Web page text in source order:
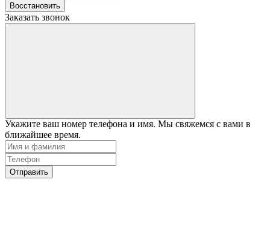
Восстановить
Заказать звонок
Укажите ваш номер телефона и имя. Мы свяжемся с вами в
ближайшее время.
Отправить